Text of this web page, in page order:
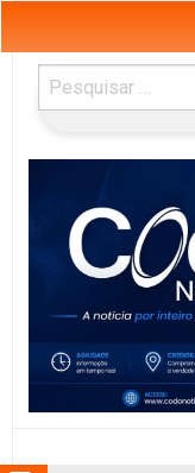
Pesquisar
por: